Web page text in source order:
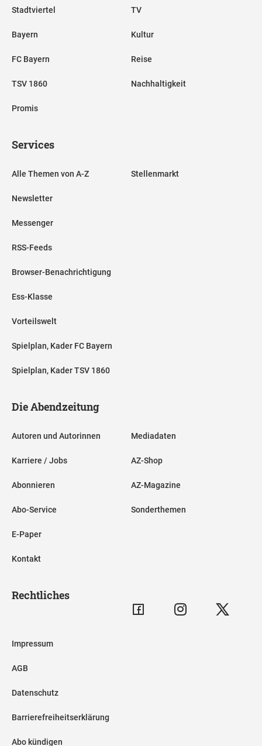
Stadtviertel
Bayern
FC Bayern
TSV 1860
Promis
TV
Kultur
Reise
Nachhaltigkeit
Services
Alle Themen von A-Z
Newsletter
Messenger
RSS-Feeds
Browser-Benachrichtigung
Ess-Klasse
Vorteilswelt
Spielplan, Kader FC Bayern
Spielplan, Kader TSV 1860
Stellenmarkt
Die Abendzeitung
Autoren und Autorinnen
Karriere / Jobs
Abonnieren
Abo-Service
E-Paper
Kontakt
Mediadaten
AZ-Shop
AZ-Magazine
Sonderthemen
Rechtliches
Impressum
AGB
Datenschutz
Barrierefreiheitserklärung
Abo kündigen